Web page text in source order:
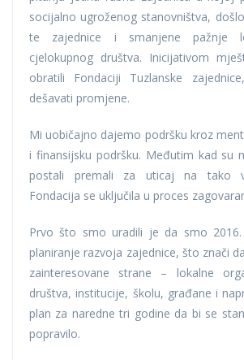
socijalno ugroženog stanovništva,
te zajednice i smanjene pažnje
cjelokupnog društva. Inicijativom
obratili Fondaciji Tuzlanske
dešavati promjene.
Mi uobičajno dajemo podršku kroz
i finansijsku podršku. Međutim kad su
postali premali za uticaj na tako
Fondacija se uključila u proces
Prvo što smo uradili je da smo 2016.
planiranje razvoja zajednice, što znači
zainteresovane strane – lokalne
društva, institucije, školu, građane i
plan za naredne tri godine da bi se
popravilo.